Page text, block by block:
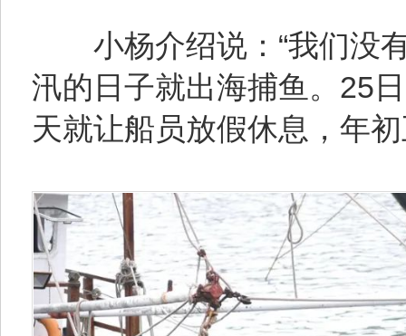
小杨介绍说：“我们没有
汛的日子就出海捕鱼。25
天就让船员放假休息，年